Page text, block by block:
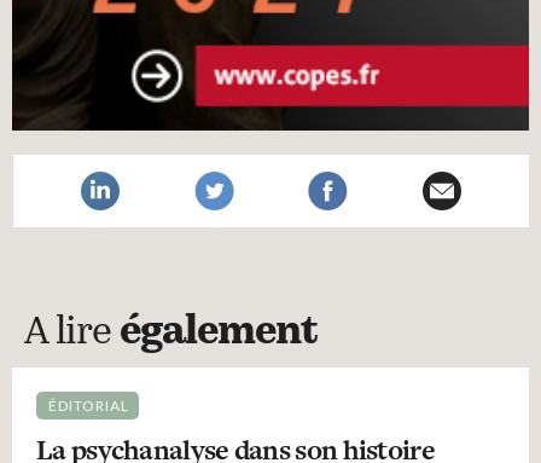
A lire également
ÉDITORIAL
La psychanalyse dans son histoire